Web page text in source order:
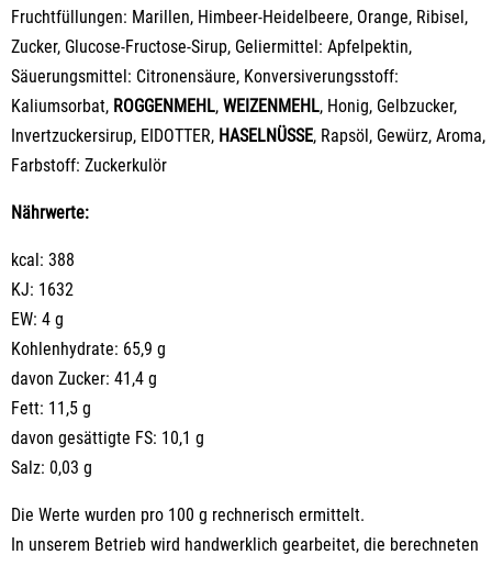
Fruchtfüllungen: Marillen, Himbeer-Heidelbeere, Orange, Ribisel,
Zucker, Glucose-Fructose-Sirup, Geliermittel: Apfelpektin,
Säuerungsmittel: Citronensäure, Konversiverungsstoff:
Kaliumsorbat, ROGGENMEHL, WEIZENMEHL, Honig, Gelbzucker,
Invertzuckersirup, EIDOTTER, HASELNÜSSE, Rapsöl, Gewürz, Aroma,
Farbstoff: Zuckerkulör
Nährwerte:
kcal: 388
KJ: 1632
EW: 4 g
Kohlenhydrate: 65,9 g
davon Zucker: 41,4 g
Fett: 11,5 g
davon gesättigte FS: 10,1 g
Salz: 0,03 g
Die Werte wurden pro 100 g rechnerisch ermittelt.
In unserem Betrieb wird handwerklich gearbeitet, die berechneten